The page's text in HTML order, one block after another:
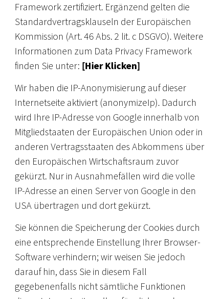
Framework zertifiziert. Ergänzend gelten die
Standardvertragsklauseln der Europäischen
Kommission (Art. 46 Abs. 2 lit. c DSGVO). Weitere
Informationen zum Data Privacy Framework
finden Sie unter: [Hier Klicken]
Wir haben die IP-Anonymisierung auf dieser
Internetseite aktiviert (anonymizeIp). Dadurch
wird Ihre IP-Adresse von Google innerhalb von
Mitgliedstaaten der Europäischen Union oder in
anderen Vertragsstaaten des Abkommens über
den Europäischen Wirtschaftsraum zuvor
gekürzt. Nur in Ausnahmefällen wird die volle
IP-Adresse an einen Server von Google in den
USA übertragen und dort gekürzt.
Sie können die Speicherung der Cookies durch
eine entsprechende Einstellung Ihrer Browser-
Software verhindern; wir weisen Sie jedoch
darauf hin, dass Sie in diesem Fall
gegebenenfalls nicht sämtliche Funktionen